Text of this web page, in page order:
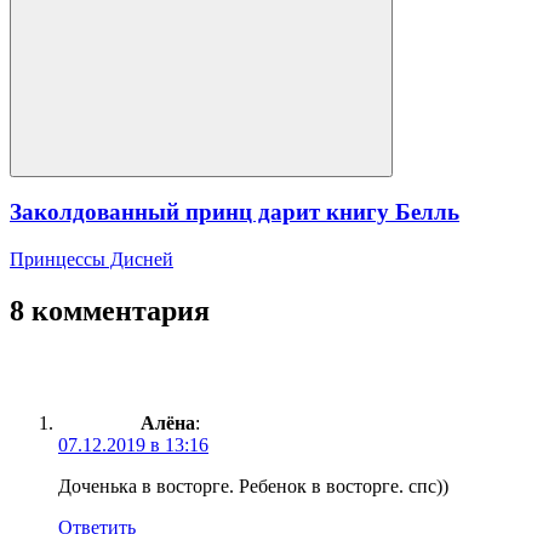
Заколдованный принц дарит книгу Белль
Принцессы Дисней
8 комментария
Алёна:
07.12.2019 в 13:16
Доченька в восторге. Ребенок в восторге. спс))
Ответить